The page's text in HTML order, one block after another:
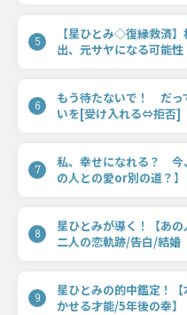
5
【星ひとみ◇復縁救済
出、元サヤになる可能性
6
もう待たないで！ だっ
いを[受け入れる⇔拒否]
7
私、幸せになれる？ 今
の人との愛or別の道？】
8
星ひとみが導く！【あの
二人の恋軌跡/告白/結婚
9
星ひとみの的中鑑定！
かせる才能/5年後の幸】